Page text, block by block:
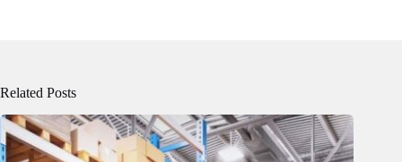
Related Posts